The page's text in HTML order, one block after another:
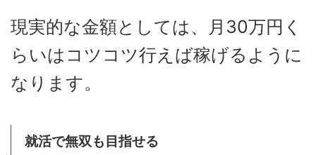
現実的な金額としては、月30万円く
らいはコツコツ行えば稼げるように
なります。
就活で無双も目指せる